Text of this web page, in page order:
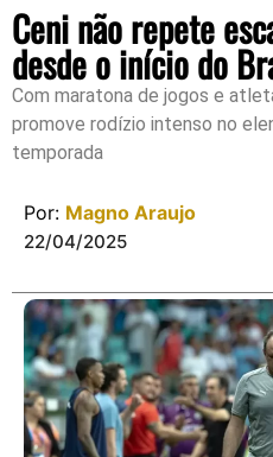
Ceni não repete
desde o início do
Com maratona de jogos e
promove rodízio intenso no
temporada
Por: Magno Araujo
22/04/2025